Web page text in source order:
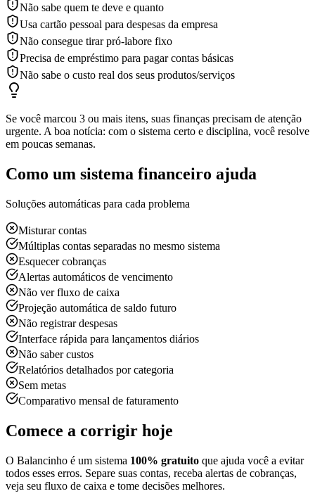
Não sabe quem te deve e quanto
Usa cartão pessoal para despesas da empresa
Não consegue tirar pró-labore fixo
Precisa de empréstimo para pagar contas básicas
Não sabe o custo real dos seus produtos/serviços
Se você marcou 3 ou mais itens, suas finanças precisam de atenção
urgente. A boa notícia: com o sistema certo e disciplina, você resolve
em poucas semanas.
Como um sistema financeiro ajuda
Soluções automáticas para cada problema
Misturar contas
Múltiplas contas separadas no mesmo sistema
Esquecer cobranças
Alertas automáticos de vencimento
Não ver fluxo de caixa
Projeção automática de saldo futuro
Não registrar despesas
Interface rápida para lançamentos diários
Não saber custos
Relatórios detalhados por categoria
Sem metas
Comparativo mensal de faturamento
Comece a corrigir hoje
O Balancinho é um sistema 100% gratuito que ajuda você a evitar
todos esses erros. Separe suas contas, receba alertas de cobranças,
veja seu fluxo de caixa e tome decisões melhores.